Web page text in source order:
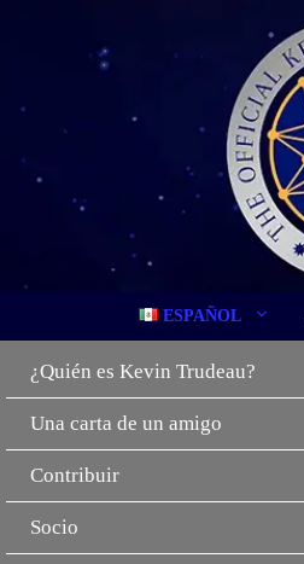
ESPAÑOL
¿Quién es Kevin Trudeau?
Una carta de un amigo
Contribuir
Socio